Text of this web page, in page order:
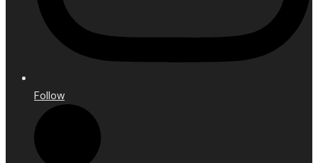
Follow